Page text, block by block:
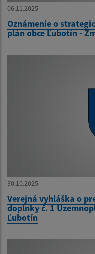
06.11.2025
Oznámenie o
plán obce Ľubotín -
30.10.2025
Verejná vyhláška o
doplnky č. 1
Ľubotín